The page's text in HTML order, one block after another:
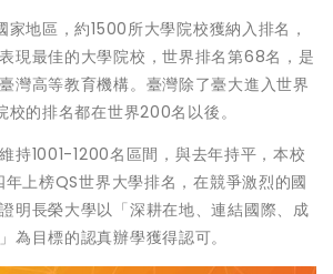
家地區，約1500所大學院校獲納入排名，
現最佳的大學院校，世界排名第68名，是
灣高等教育機構。臺灣除了臺大進入世界
校的排名都在世界200名以後。
持1001-1200名區間，與去年持平，本校
上榜QS世界大學排名，在競爭激烈的國
明長榮大學以「深耕在地、連結國際、成
為目標的認真辦學獲得認可。